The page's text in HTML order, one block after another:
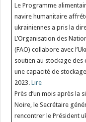
Le Programme
navire humanitaire
ukrainiennes a pris la
L’Organisation des
(FAO) collabore avec
soutien au stockage
une capacité de
2023.Lire
Près d’un mois après la
Noire, le Secrétaire
rencontrer le Président